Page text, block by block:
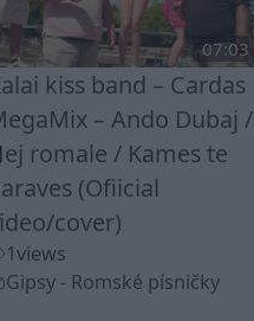
07:03
kiss band – Cardas
– Ando Dubaj /
romale / Kames te
(Ofiicial
cover)
1views
Gipsy - Romské písničky